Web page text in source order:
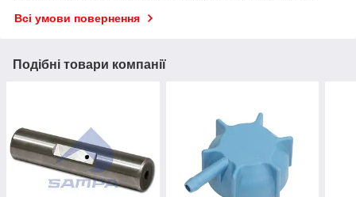
Всі умови повернення
Подібні товари компанії